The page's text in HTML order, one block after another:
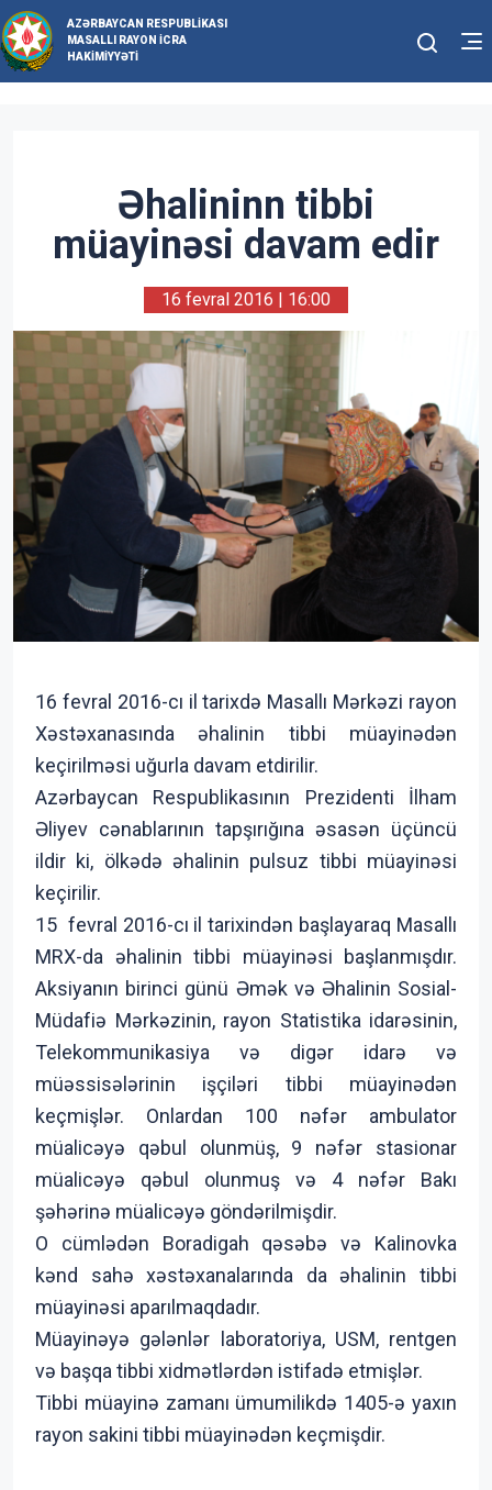
AZƏRBAYCAN RESPUBLIKASI
MASALLI RAYON İCRA
HAKIMIYYƏTI
Əhalininn tibbi
müayinəsi davam edir
16 fevral 2016 | 16:00
16 fevral 2016-cı il tarixdə Masallı Mərkəzi rayon
Xəstəxanasında əhalinin tibbi müayinədən
keçirilməsi uğurla davam etdirilir.
Azərbaycan Respublikasının Prezidenti İlham
Əliyev cənablarının tapşırığına əsasən üçüncü
ildir ki, ölkədə əhalinin pulsuz tibbi müayinəsi
keçirilir.
15 fevral 2016-cı il tarixindən başlayaraq Masallı
MRX-da əhalinin tibbi müayinəsi başlanmışdır.
Aksiyanın birinci günü Əmək və Əhalinin Sosial-
Müdafiə Mərkəzinin, rayon Statistika idarəsinin,
Telekommunikasiya və digər idarə və
müəssisələrinin işçiləri tibbi müayinədən
keçmişlər. Onlardan 100 nəfər ambulator
müalicəyə qəbul olunmüş, 9 nəfər stasionar
müalicəyə qəbul olunmuş və 4 nəfər Bakı
şəhərinə müalicəyə göndərilmişdir.
O cümlədən Boradigah qəsəbə və Kalinovka
kənd sahə xəstəxanalarında da əhalinin tibbi
müayinəsi aparılmaqdadır.
Müayinəyə gələnlər laboratoriya, USM, rentgen
və başqa tibbi xidmətlərdən istifadə etmişlər.
Tibbi müayinə zamanı ümumilikdə 1405-ə yaxın
rayon sakini tibbi müayinədən keçmişdir.